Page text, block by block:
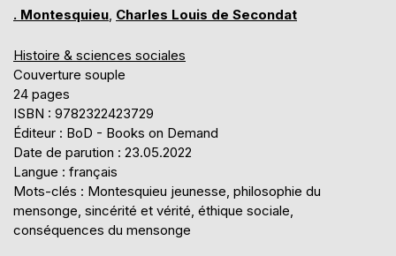
. Montesquieu, Charles Louis de Secondat
Histoire & sciences sociales
Couverture souple
24 pages
ISBN : 9782322423729
Éditeur : BoD - Books on Demand
Date de parution : 23.05.2022
Langue : français
Mots-clés : Montesquieu jeunesse, philosophie du
mensonge, sincérité et vérité, éthique sociale,
conséquences du mensonge